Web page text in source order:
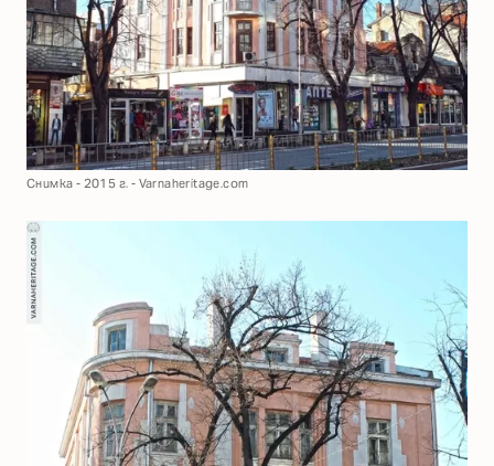
Снимка - 2015 г. - Varnaheritage.com